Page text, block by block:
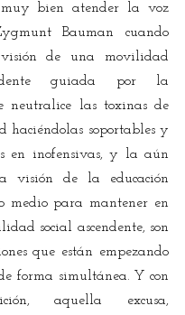
bien atender la voz
Bauman cuando
visión de una movilidad
guiada por la
neutralice las toxinas de
haciéndolas soportables y
en inofensivas, y la aún
visión de la educación
medio para mantener en
social ascendente, son
que están empezando
forma simultánea. Y con
aquella excusa,